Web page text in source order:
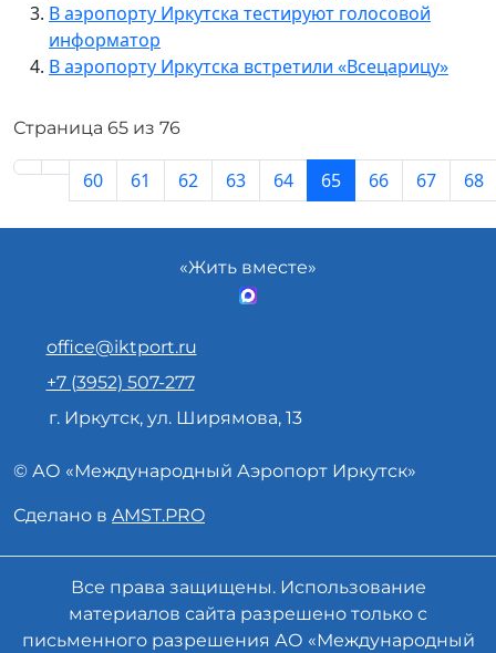
В аэропорту Иркутска тестируют голосовой
информатор
В аэропорту Иркутска встретили «Всецарицу»
Страница 65 из 76
60 61 62 63 64 65 66 67 68
«Жить вместе»
office@iktport.ru
+7 (3952) 507-277
г. Иркутск, ул. Ширямова, 13
© АО «Международный Аэропорт Иркутск»
Сделано в AMST.PRO
Все права защищены. Использование
материалов сайта разрешено только с
письменного разрешения АО «Международный